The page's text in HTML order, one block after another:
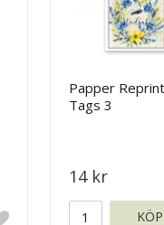
Papper
Tags 3
14 kr
KÖP